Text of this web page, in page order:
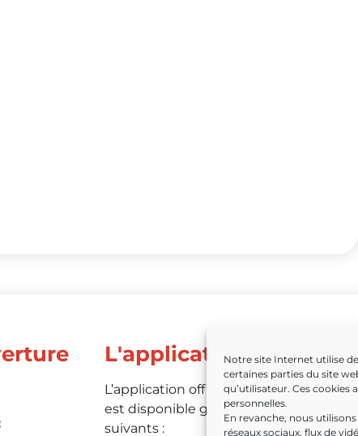
Notre site Internet utilise
certaines parties du site
qu’utilisateur. Ces cookies
personnelles.
En revanche, nous
réseaux sociaux, flux de
L'application
L’application officielle de Caissargues
est disponible grâce aux liens
suivants :